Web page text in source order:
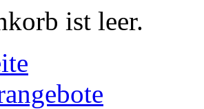
ist leer.